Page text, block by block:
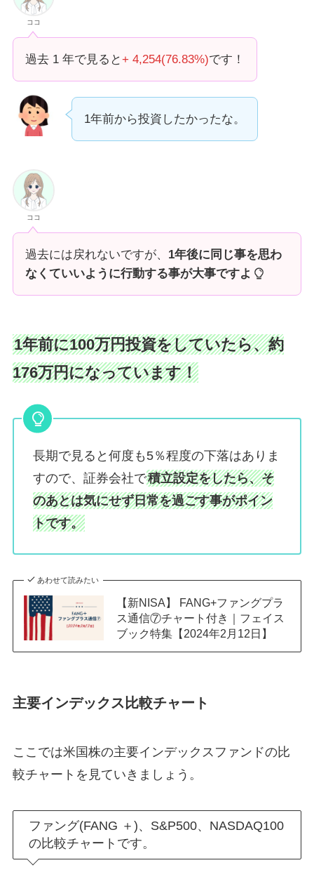
ココ
過去 1 年で見ると+ 4,254(76.83%)です！
1年前から投資したかったな。
ココ
過去には戻れないですが、 1年後に同じ事を思わ
なくていいように行動する事が大事ですよ
1年前に100万円投資をしていたら、約
176万円になっています！
長期で見ると何度も5％程度の下落はありま
すので、証券会社で積立設定をしたら、そ
のあとは気にせず日常を過ごす事がポイン
トです。
あわせて読みたい
【新NISA】 FANG+ファングプラ
ス通信⑦チャート付き｜フェイス
ブック特集【2024年2月12日】
主要インデックス比較チャート
ここでは米国株の主要インデックスファンドの比
較チャートを見ていきましょう。
ファング(FANG ＋)、S&P500、NASDAQ100
の比較チャートです。